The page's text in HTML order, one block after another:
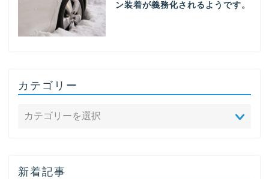
ン装着が義務化されるようです。
カテゴリー
新着記事